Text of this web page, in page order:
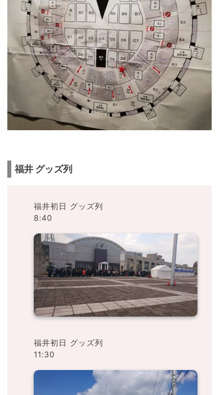
福井 グッズ列
福井初日 グッズ列
8:40
福井初日 グッズ列
11:30